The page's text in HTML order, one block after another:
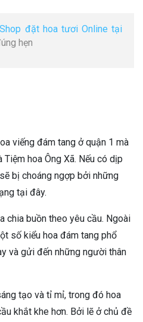
Shop đặt hoa tươi Online tại
hẹn
viếng đám tang ở quận 1 mà
hoa Ông Xã. Nếu có dịp
bị choáng ngợp bởi những
tại đây.
chia buồn theo yêu cầu. Ngoài
số kiểu hoa đám tang phổ
và gửi đến những người thân
tạo và tỉ mỉ, trong đó hoa
khắt khe hơn. Bởi lẽ ở chủ đề